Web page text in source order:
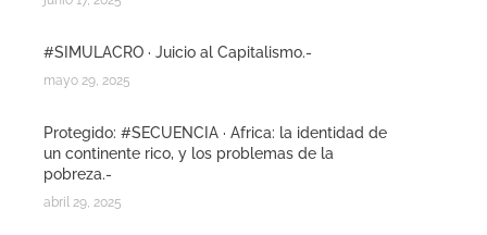
#SIMULACRO · Juicio al Capitalismo.-
mayo 29, 2025
Protegido: #SECUENCIA · Africa: la identidad de
un continente rico, y los problemas de la
pobreza.-
abril 29, 2025